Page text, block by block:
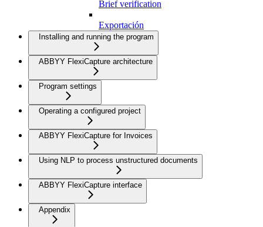
Brief verification
Exportación
Installing and running the program
ABBYY FlexiCapture architecture
Program settings
Operating a configured project
ABBYY FlexiCapture for Invoices
Using NLP to process unstructured documents
ABBYY FlexiCapture interface
Appendix